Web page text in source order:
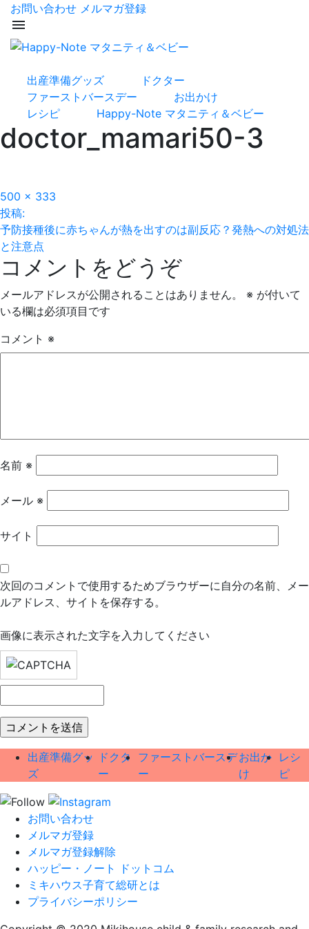
お問い合わせ メルマガ登録
menu
出産準備グッズ
ドクター
ファーストバースデー
お出かけ
レシピ
Happy-Note マタニティ＆ベビー
doctor_mamari50-3
フ
ル
サ
イ
ズ
500 × 333
投
稿
ナ
ビ
ゲ
ー
投稿:
予防接種後に赤ちゃんが熱を出すのは副反応？発熱への対処法
と注意点
コメントをどうぞ
メールアドレスが公開されることはありません。 ※ が付いて
いる欄は必須項目です
コメント ※
名前 ※
メール ※
サイト
次回のコメントで使用するためブラウザーに自分の名前、メー
ルアドレス、サイトを保存する。
画像に表示された文字を入力してください
出産準備グッ
ズ
ドクタ
ー
ファーストバースデ
ー
お出か
け
レシ
ピ
お問い合わせ
メルマガ登録
メルマガ登録解除
ハッピー・ノート ドットコム
ミキハウス子育て総研とは
プライバシーポリシー